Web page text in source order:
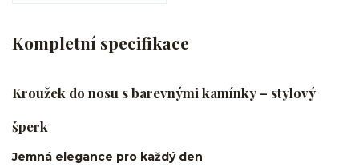
Kompletní specifikace
Kroužek do nosu s barevnými kamínky – stylový
šperk
Jemná elegance pro každý den